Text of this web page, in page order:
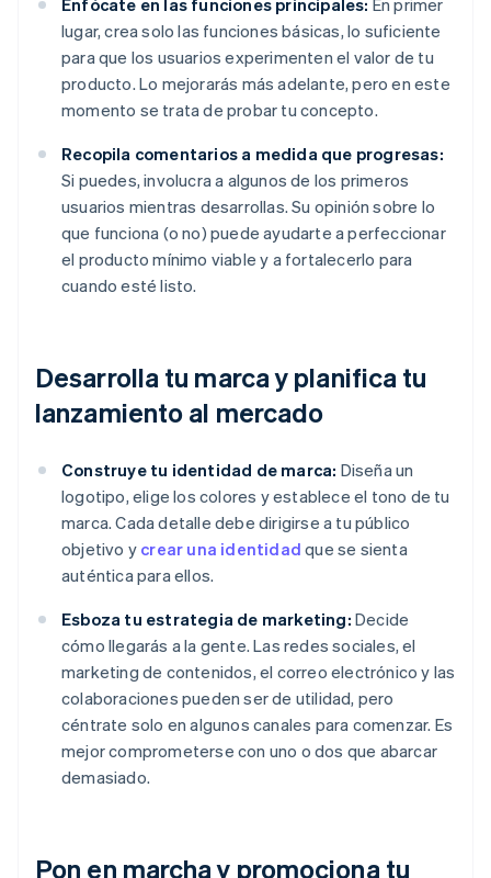
Enfócate en las funciones principales: En primer
lugar, crea solo las funciones básicas, lo suficiente
para que los usuarios experimenten el valor de tu
producto. Lo mejorarás más adelante, pero en este
momento se trata de probar tu concepto.
Recopila comentarios a medida que progresas:
Si puedes, involucra a algunos de los primeros
usuarios mientras desarrollas. Su opinión sobre lo
que funciona (o no) puede ayudarte a perfeccionar
el producto mínimo viable y a fortalecerlo para
cuando esté listo.
Desarrolla tu marca y planifica tu
lanzamiento al mercado
Construye tu identidad de marca: Diseña un
logotipo, elige los colores y establece el tono de tu
marca. Cada detalle debe dirigirse a tu público
objetivo y crear una identidad que se sienta
auténtica para ellos.
Esboza tu estrategia de marketing: Decide
cómo llegarás a la gente. Las redes sociales, el
marketing de contenidos, el correo electrónico y las
colaboraciones pueden ser de utilidad, pero
céntrate solo en algunos canales para comenzar. Es
mejor comprometerse con uno o dos que abarcar
demasiado.
Pon en marcha y promociona tu